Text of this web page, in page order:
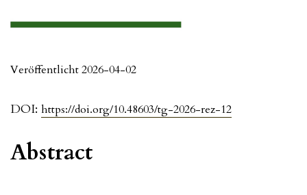
DOI: https://doi.org/10.48603/tg-2026-rez-12
Veröffentlicht 2026-04-02
Abstract